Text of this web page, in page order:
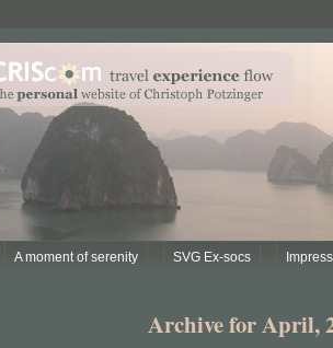
A moment of serenity SVG Ex-socs
Archive for April,